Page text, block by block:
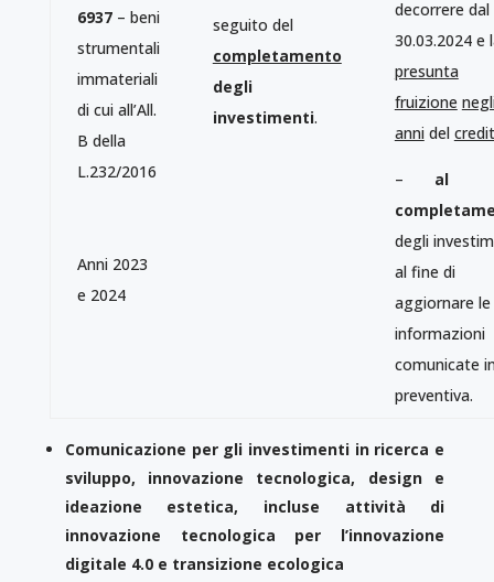
6937– beni
strumentali
immateriali
di cui all’All.
B della
L.232/2016
Anni 2023
e 2024
seguito del
completamento
degli
investimenti.
decorrere dal
30.03.2024 e
presunta
fruizione
annidel
– al
degli
al fine di
aggiornare le
informazioni
comunicate
preventiva.
Comunicazione per gli investimenti in ricerca e
sviluppo, innovazione tecnologica, design e
ideazione estetica, incluse attività di
innovazione tecnologica per l’innovazione
digitale 4.0 e transizione ecologica